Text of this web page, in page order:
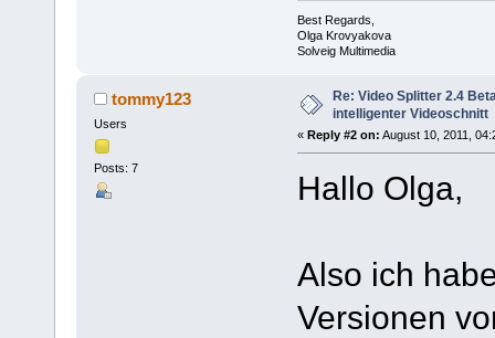
Best Regards,
Olga Krovyakova
Solveig Multimedia
tommy123
Users
Posts: 7
Re: Video Splitter 2.4
intelligenter Videoschnitt
« Reply #2 on: August 10, 2011,
Hallo Olga,
Also ich
Versionen